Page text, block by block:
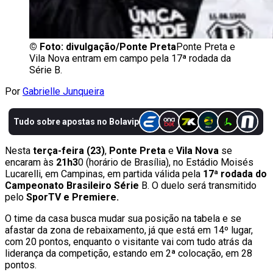
© Foto: divulgação/Ponte PretaPonte Preta e
Vila Nova entram em campo pela 17ª rodada da
Série B.
Por Gabrielle Junqueira
Nesta terça-feira (23), Ponte Preta e Vila Nova se
encaram às 21h30 (horário de Brasília), no Estádio Moisés
Lucarelli, em Campinas, em partida válida pela 17ª rodada do
Campeonato Brasileiro Série B. O duelo será transmitido
pelo SporTV e Premiere.
O time da casa busca mudar sua posição na tabela e se
afastar da zona de rebaixamento, já que está em 14º lugar,
com 20 pontos, enquanto o visitante vai com tudo atrás da
liderança da competição, estando em 2ª colocação, em 28
pontos.